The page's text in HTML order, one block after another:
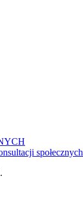
społecznych